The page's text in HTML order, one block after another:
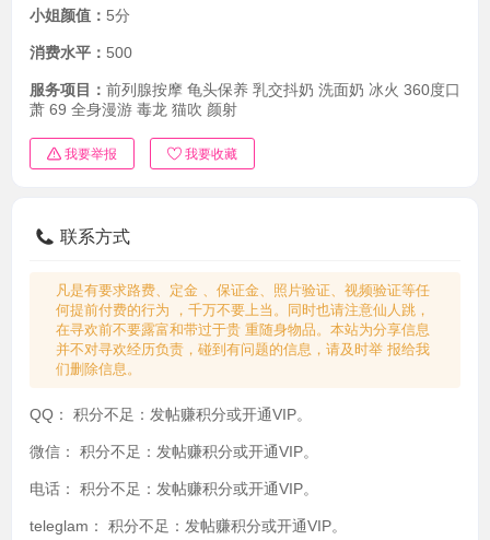
小姐颜值： 5分
消费水平： 500
服务项目： 前列腺按摩 龟头保养 乳交抖奶 洗面奶 冰火 360度口
萧 69 全身漫游 毒龙 猫吹 颜射
我要举报 我要收藏
联系方式
凡是有要求路费、定金 、保证金、照片验证、视频验证等任
何提前付费的行为 ，千万不要上当。同时也请注意仙人跳，
在寻欢前不要露富和带过于贵 重随身物品。本站为分享信息
并不对寻欢经历负责，碰到有问题的信息，请及时举 报给我
们删除信息。
QQ： 积分不足：发帖赚积分或开通VIP。
微信： 积分不足：发帖赚积分或开通VIP。
电话： 积分不足：发帖赚积分或开通VIP。
teleglam： 积分不足：发帖赚积分或开通VIP。